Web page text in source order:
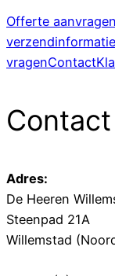
Offerte aanvragen
verzendinformatie
vragenContact
Contact
Adres:
De Heeren
Steenpad 21A
Willemstad